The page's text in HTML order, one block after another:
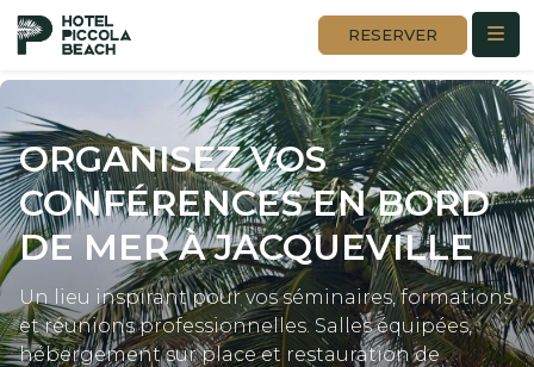
RESERVER
ORGANISEZ VOS
CONFÉRENCES EN BORD
DE MER À JACQUEVILLE
Un lieu inspirant pour vos séminaires, formations
et réunions professionnelles. Salles équipées,
hébergement sur place et restauration de